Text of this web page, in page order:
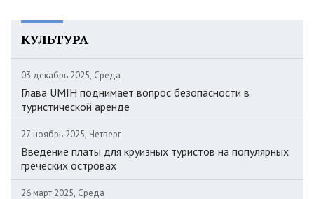
КУЛЬТУРА
03 декабрь 2025, Среда
Глава UMIH поднимает вопрос безопасности в
туристической аренде
27 ноябрь 2025, Четверг
Введение платы для круизных туристов на популярных
греческих островах
26 март 2025, Среда